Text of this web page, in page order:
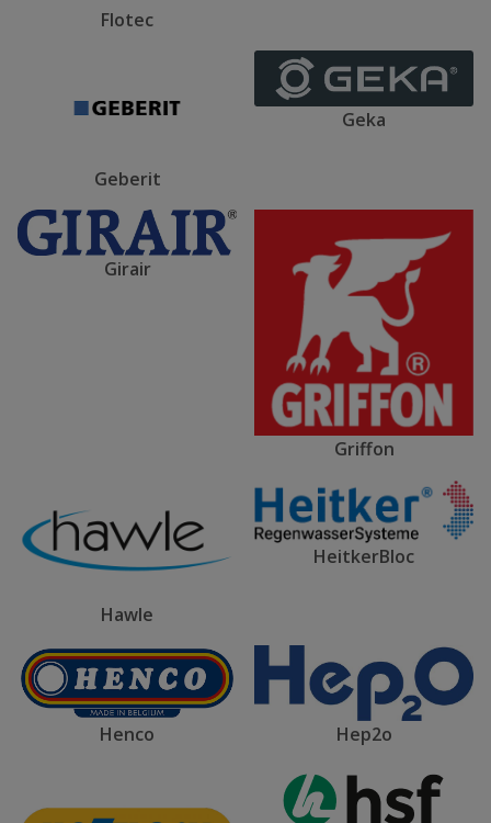
Flotec
Geberit
Geka
Girair
Griffon
Hawle
HeitkerBloc
Henco Hep2o